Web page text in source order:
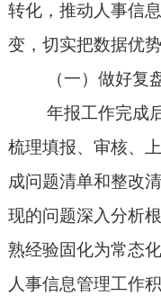
转化，推动人事信
变，切实把数据优
（一） 做好复
年报工作完成
梳理填报、审核、
成问题清单和整改
现的问题深入分析
熟经验固化为常态
人事信息管理工作